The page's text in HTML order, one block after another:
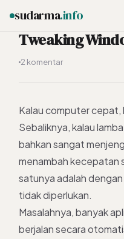
sudarma.info
Tweaking
2 komentar
Kalau computer
Sebaliknya, kalau
bahkan sangat
menambah kecepatan
satunya adalah
tidak diperlukan.
Masalahnya, banyak
berjalan secara